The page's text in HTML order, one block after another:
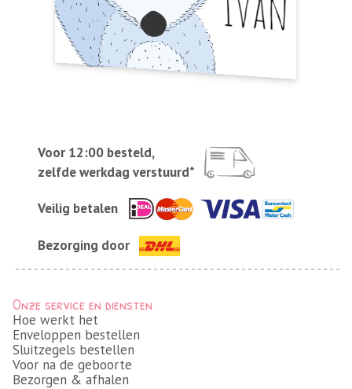
Voor 12:00 besteld,
zelfde werkdag verstuurd*
Veilig betalen
Bezorging door
Onze service en diensten
Hoe werkt het
Enveloppen bestellen
Sluitzegels bestellen
Voor na de geboorte
Bezorgen & afhalen